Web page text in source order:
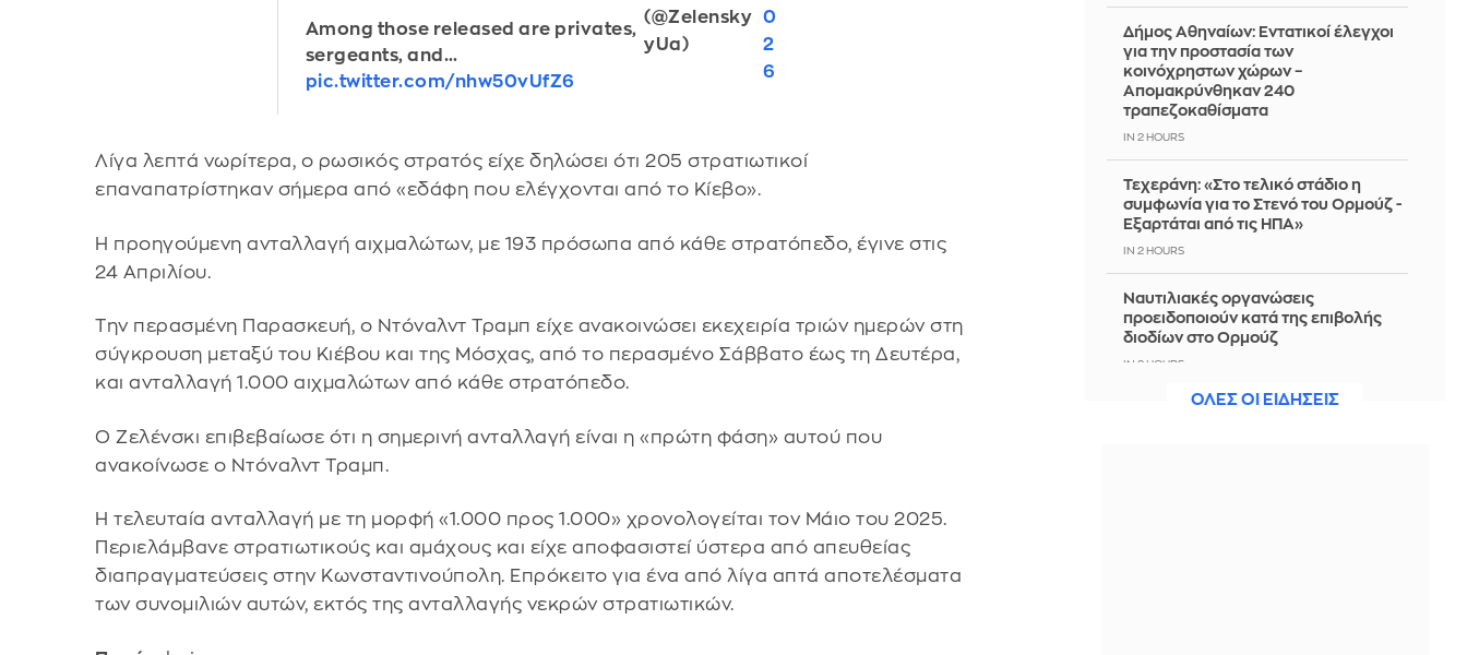
Among those released are privates,
sergeants, and…
pic.twitter.com/nhw50vUfZ6
(@Zelensky
yUa)
0
2
6
Λίγα λεπτά νωρίτερα, ο ρωσικός στρατός είχε δηλώσει ότι 205 στρατιωτικοί
επαναπατρίστηκαν σήμερα από «εδάφη που ελέγχονται από το Κίεβο».
Η προηγούμενη ανταλλαγή αιχμαλώτων, με 193 πρόσωπα από κάθε στρατόπεδο, έγινε στις
24 Απριλίου.
Την περασμένη Παρασκευή, ο Ντόναλντ Τραμπ είχε ανακοινώσει εκεχειρία τριών ημερών στη
σύγκρουση μεταξύ του Κιέβου και της Μόσχας, από το περασμένο Σάββατο έως τη Δευτέρα,
και ανταλλαγή 1.000 αιχμαλώτων από κάθε στρατόπεδο.
Ο Ζελένσκι επιβεβαίωσε ότι η σημερινή ανταλλαγή είναι η «πρώτη φάση» αυτού που
ανακοίνωσε ο Ντόναλντ Τραμπ.
Η τελευταία ανταλλαγή με τη μορφή «1.000 προς 1.000» χρονολογείται τον Μάιο του 2025.
Περιελάμβανε στρατιωτικούς και αμάχους και είχε αποφασιστεί ύστερα από απευθείας
διαπραγματεύσεις στην Κωνσταντινούπολη. Επρόκειτο για ένα από λίγα απτά αποτελέσματα
των συνομιλιών αυτών, εκτός της ανταλλαγής νεκρών στρατιωτικών.
Δήμος Αθηναίων: Εντατικοί έλεγχοι
για την προστασία των
κοινόχρηστων χώρων –
Απομακρύνθηκαν 240
τραπεζοκαθίσματα
IN 2 HOURS
Τεχεράνη: «Στο τελικό στάδιο η
συμφωνία για το Στενό του Ορμούζ -
Εξαρτάται από τις ΗΠΑ»
IN 2 HOURS
Ναυτιλιακές οργανώσεις
προειδοποιούν κατά της επιβολής
διοδίων στο Ορμούζ
IN 2 HOURS
ΟΛΕΣ ΟΙ ΕΙΔΗΣΕΙΣ